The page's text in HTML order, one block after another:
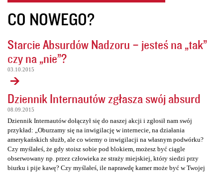
CO NOWEGO?
Starcie Absurdów Nadzoru – jesteś na „tak”
czy na „nie”?
03.10.2015
Dziennik Internautów zgłasza swój absurd
08.09.2015
Dziennik Internautów dołączył się do naszej akcji i zgłosił nam swój
przykład: „Oburzamy się na inwigilację w internecie, na działania
amerykańskich służb, ale co wiemy o inwigilacji na własnym podwórku?
Czy myślałeś, że gdy stoisz sobie pod blokiem, możesz być ciągle
obserwowany np. przez człowieka ze straży miejskiej, który siedzi przy
biurku i pije kawę? Czy myślałeś, ile naprawdę kamer może być w Twojej